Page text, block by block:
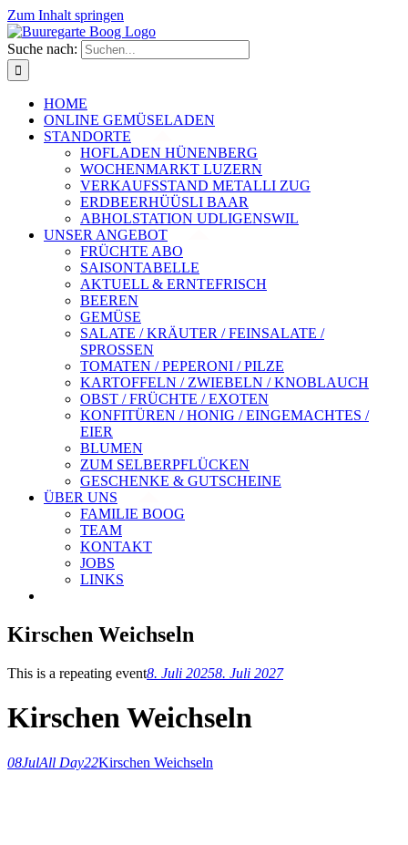
Zum Inhalt springen
Suche nach:
HOME
ONLINE GEMÜSELADEN
STANDORTE
HOFLADEN HÜNENBERG
WOCHENMARKT LUZERN
VERKAUFSSTAND METALLI ZUG
ERDBEERHÜÜSLI BAAR
ABHOLSTATION UDLIGENSWIL
UNSER ANGEBOT
FRÜCHTE ABO
SAISONTABELLE
AKTUELL & ERNTEFRISCH
BEEREN
GEMÜSE
SALATE / KRÄUTER / FEINSALATE /
SPROSSEN
TOMATEN / PEPERONI / PILZE
KARTOFFELN / ZWIEBELN / KNOBLAUCH
OBST / FRÜCHTE / EXOTEN
KONFITÜREN / HONIG / EINGEMACHTES /
EIER
BLUMEN
ZUM SELBERPFLÜCKEN
GESCHENKE & GUTSCHEINE
ÜBER UNS
FAMILIE BOOG
TEAM
KONTAKT
JOBS
LINKS
Kirschen Weichseln
This is a repeating event8. Juli 20258. Juli 2027
Kirschen Weichseln
08JulAll Day22Kirschen Weichseln